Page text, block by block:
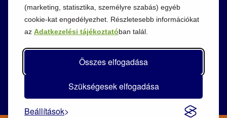
(marketing, statisztika, személyre szabás) egyéb
cookie-kat engedélyezhet. Részletesebb információkat
az Adatkezelési tájékoztatóban talál.
Összes elfogadása
Szükségesek elfogadása
Beállítások
Adatvédelem
Cookie szabályzat